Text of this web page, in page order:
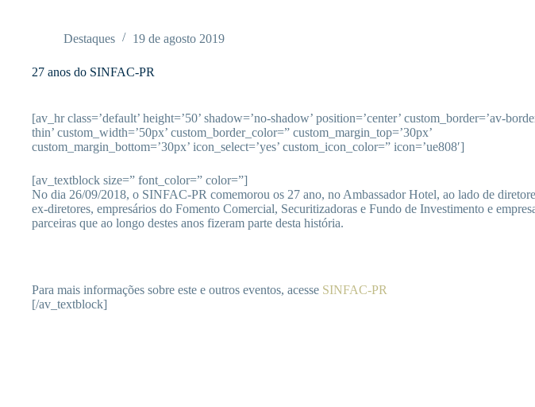
Destaques 19 de agosto 2019
27 anos do SINFAC-PR
[av_hr class=’default’ height=’50’ shadow=’no-shadow’ position=’center’ custom_border=’av-
thin’ custom_width=’50px’ custom_border_color=” custom_margin_top=’30px’
custom_margin_bottom=’30px’ icon_select=’yes’ custom_icon_color=” icon=’ue808′]
[av_textblock size=” font_color=” color=”]
No dia 26/09/2018, o SINFAC-PR comemorou os 27 ano, no Ambassador Hotel, ao lado de
ex-diretores, empresários do Fomento Comercial, Securitizadoras e Fundo de Investimento e
parceiras que ao longo destes anos fizeram parte desta história.
Para mais informações sobre este e outros eventos, acesse SINFAC-PR
[/av_textblock]